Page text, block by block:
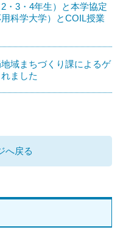
・3・4年生）と本学協定
科学大学）とCOIL授業
域まちづくり課によるゲ
ました
へ戻る